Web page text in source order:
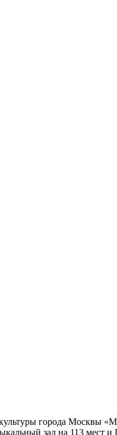
города Москвы
зал на 113 мест и